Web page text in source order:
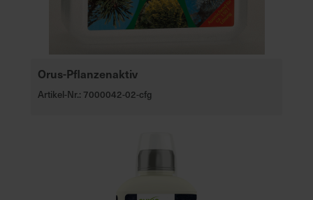
Orus-Pflanzenaktiv
Artikel-Nr.: 7000042-02-cfg